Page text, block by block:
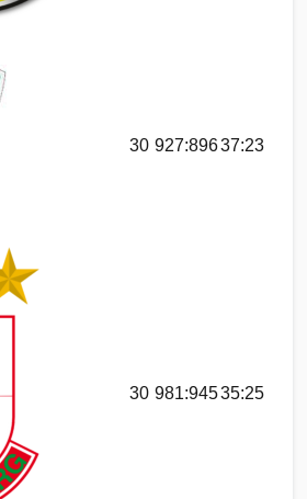
30 927:89637:23
30 981:94535:25